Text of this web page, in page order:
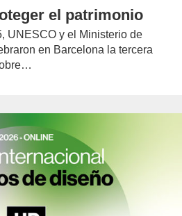
el patrimonio
UNESCO y el Ministerio de
en Barcelona la tercera